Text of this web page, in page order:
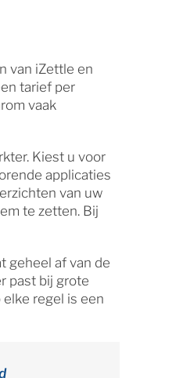
van iZettle en
tarief per
vaak
Kiest u voor
applicaties
van uw
te zetten. Bij
geheel af van de
past bij grote
regel is een